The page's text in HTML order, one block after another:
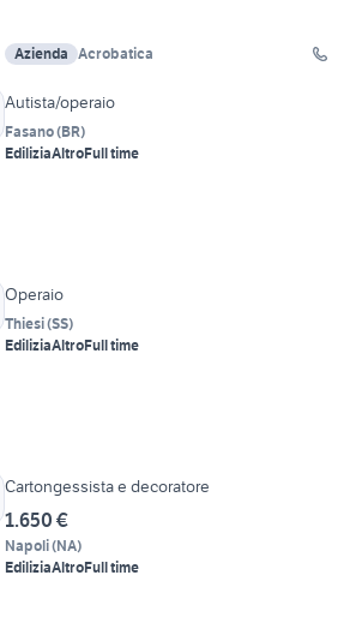
Azienda Acrobatica
Autista/operaio
Fasano(BR)
EdiliziaAltroFull time
Operaio
Thiesi(SS)
EdiliziaAltroFull time
Cartongessista e decoratore
1.650 €
Napoli(NA)
EdiliziaAltroFull time